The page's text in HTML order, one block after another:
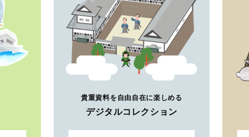
貴重資料を自由自在に楽しめる
デジタルコレクション